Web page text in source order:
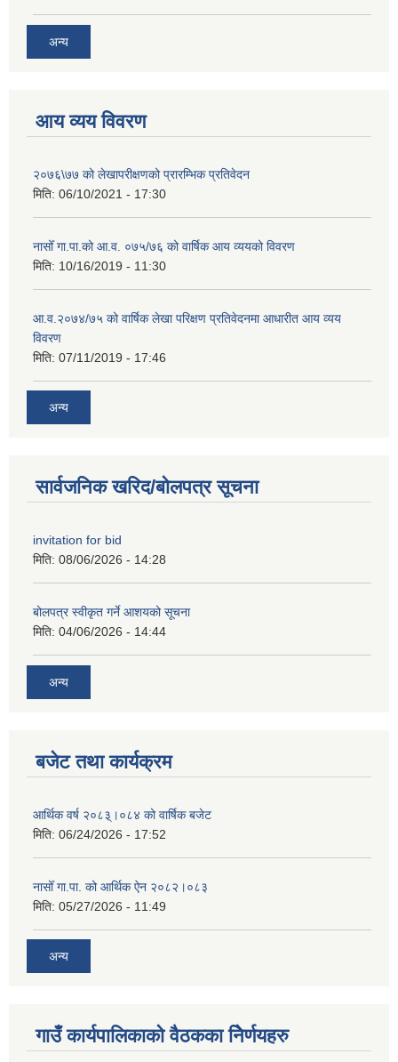
अन्य
आय व्यय विवरण
२०७६\७७ को लेखापरीक्षणको प्रारम्भिक प्रतिवेदन
मिति: 06/10/2021 - 17:30
नासोँ गा.पा.को आ.व. ०७५/७६ को वार्षिक आय व्ययको विवरण
मिति: 10/16/2019 - 11:30
आ.व.२०७४/७५ को वार्षिक लेखा परिक्षण प्रतिवेदनमा आधारीत आय व्यय
विवरण
मिति: 07/11/2019 - 17:46
अन्य
सार्वजनिक खरिद/बोलपत्र सूचना
invitation for bid
मिति: 08/06/2026 - 14:28
बोलपत्र स्वीकृत गर्ने आशयको सूचना
मिति: 04/06/2026 - 14:44
अन्य
बजेट तथा कार्यक्रम
आर्थिक वर्ष २०८३्।०८४ को वार्षिक बजेट
मिति: 06/24/2026 - 17:52
नासोँ गा.पा. को आर्थिक ऐन २०८२।०८३
मिति: 05/27/2026 - 11:49
अन्य
गाउँ कार्यपालिकाको वैठकका निेर्णयहरु